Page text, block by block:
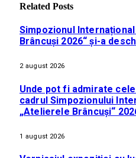
Related Posts
Simpozionul
Brâncuși 2026“ și-a
2 august 2026
Unde pot fi admirate
cadrul Simpozionului
„Atelierele Brâncuși“
1 august 2026